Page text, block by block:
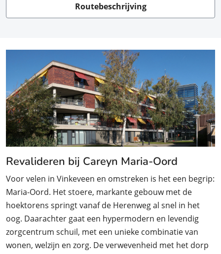
Routebeschrijving
Revalideren bij Careyn Maria-Oord
Voor velen in Vinkeveen en omstreken is het een begrip:
Maria-Oord. Het stoere, markante gebouw met de
hoektorens springt vanaf de Herenweg al snel in het
oog. Daarachter gaat een hypermodern en levendig
zorgcentrum schuil, met een unieke combinatie van
wonen, welzijn en zorg. De verwevenheid met het dorp